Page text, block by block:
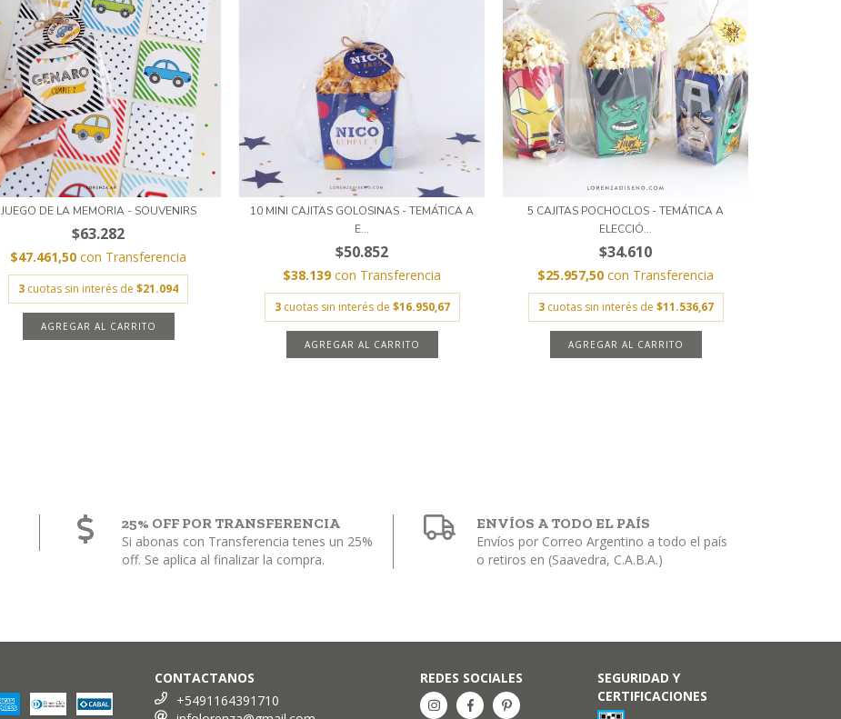
JUEGO DE LA MEMORIA - SOUVENIRS
$63.282
$47.461,50 con Transferencia
3 cuotas sin interés de $21.094
AGREGAR AL CARRITO
10 MINI CAJITAS GOLOSINAS - TEMÁTICA A
E...
$50.852
$38.139con Transferencia
3 cuotas sin interés de $16.950,67
5 CAJITAS POCHOCLOS - TEMÁTICA A
ELECCIÓ...
$34.610
$25.957,50 con Transferencia
3 cuotas sin interés de $11.536,67
25% OFF POR TRANSFERENCIA
Si abonas con Transferencia tenes un 25%
off. Se aplica al finalizar la compra.
ENVÍOS A TODO EL PAÍS
Envíos por Correo Argentino a todo el país
o retiros en (Saavedra, C.A.B.A.)
CONTACTANOS
+5491164391710
REDES SOCIALES
SEGURIDAD Y
CERTIFICACIONES